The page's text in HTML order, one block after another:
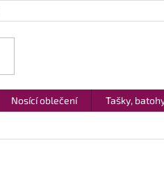
Nosící oblečení Tašky,